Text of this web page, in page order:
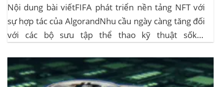
Nội dung bài viếtFIFA phát triển nền tảng NFT với
sự hợp tác của AlgorandNhu cầu ngày càng tăng đối
với các bộ sưu tập thể thao kỹ thuật sốkết
Thị trường crypto hôm nay bùng nổ khi Bitcoin
(BTC) lần...